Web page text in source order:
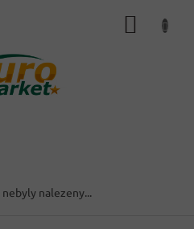
nebyly nalezeny...